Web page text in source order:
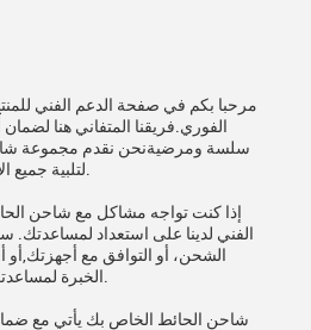
مرحبا بكم في صفحة الدعم الفني
الفوري.فريقنا المتفاني هنا
سلسة ومرضيةنحن نقدم مجموعة
إذا كنت تواجه مشاكل مع شاحن
الفني لدينا على استعداد
الشحن، أو التوافق مع أجهزتك,أو
شاحن الحائط الخاص بك يأتي مع